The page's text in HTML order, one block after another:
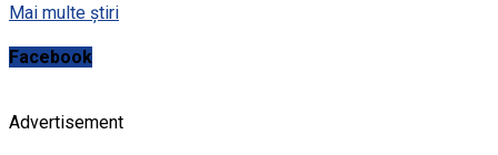
Mai multe știri
Facebook
Advertisement